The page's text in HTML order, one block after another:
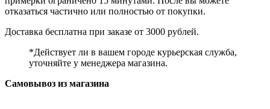
отказаться частично или полностью от покупки.
Доставка бесплатна при заказе от 3000 рублей.
*Действует ли в вашем городе курьерская служба,
уточняйте у менеджера магазина.
Самовывоз из магазина